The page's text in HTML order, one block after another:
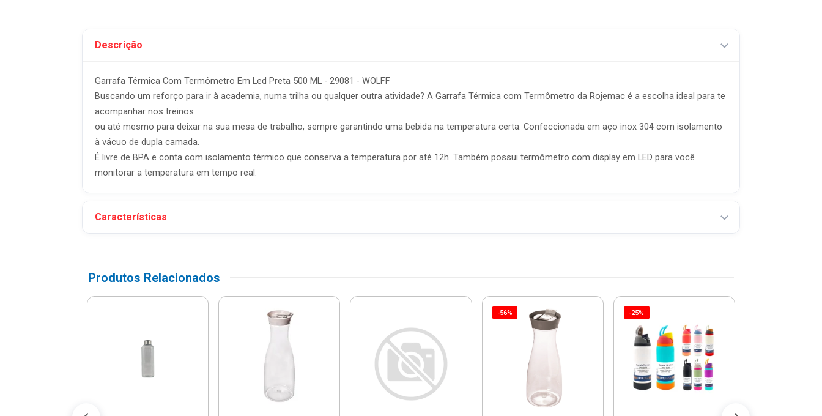
Descrição
Garrafa Térmica Com Termômetro Em Led Preta 500 ML - 29081 - WOLFF
Buscando um reforço para ir à academia, numa trilha ou qualquer outra atividade? A Garrafa Térmica com Termômetro da Rojemac é a escolha ideal para te
acompanhar nos treinos
ou até mesmo para deixar na sua mesa de trabalho, sempre garantindo uma bebida na temperatura certa. Confeccionada em aço inox 304 com isolamento
à vácuo de dupla camada.
É livre de BPA e conta com isolamento térmico que conserva a temperatura por até 12h. Também possui termômetro com display em LED para você
monitorar a temperatura em tempo real.
Características
Produtos Relacionados
-56% -25%